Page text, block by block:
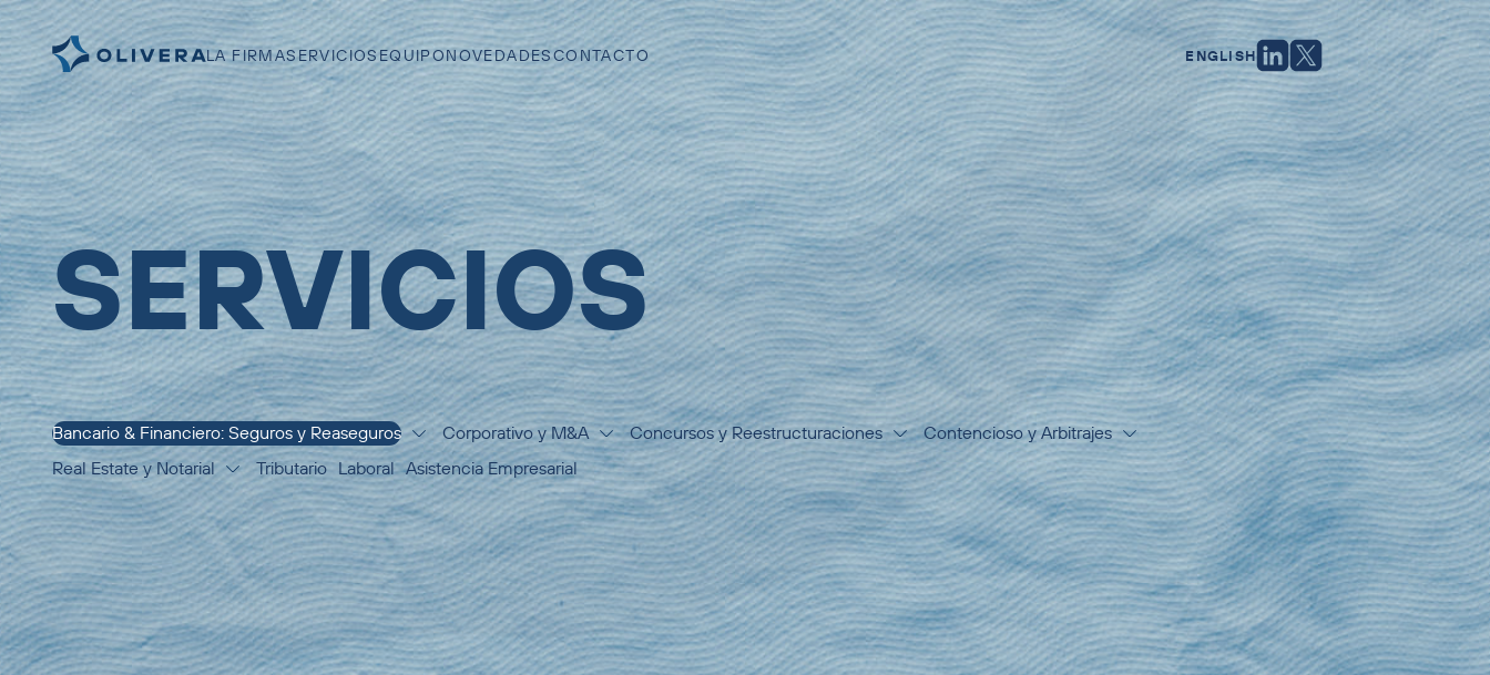
LA FIRMASERVICIOSEQUIPONOVEDADESCONTACTO ENGLISH
SERVICIOS
Bancario & Financiero: Seguros y Reaseguros Corporativo y M&A Concursos y Reestructuraciones
Contencioso y Arbitrajes
Real Estate y Notarial
Tributario Laboral Asistencia Empresarial